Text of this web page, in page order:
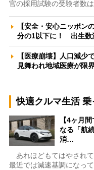
官の採用試験の受験者数
【安全・安心ニッポン
分の1以下に！ 出生
【医療崩壊】人口減少
見舞われ地域医療が
快適クルマ生活
【4ヶ月
なる「航
消…
あれほどもてはやされて
最近では減速基調になっ